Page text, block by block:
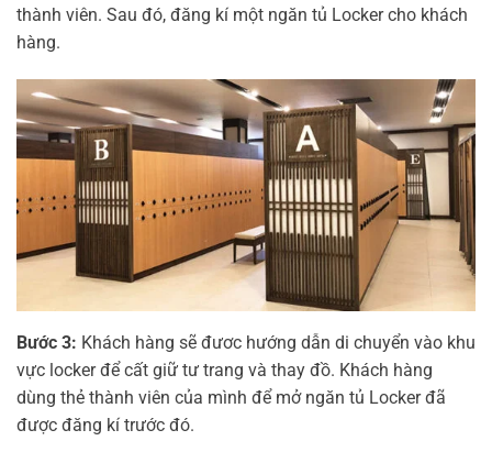
thành viên. Sau đó, đăng kí một ngăn tủ Locker cho khách
hàng.
Bước 3: Khách hàng sẽ đươc hướng dẫn di chuyển vào khu
vực locker để cất giữ tư trang và thay đồ. Khách hàng
dùng thẻ thành viên của mình để mở ngăn tủ Locker đã
được đăng kí trước đó.